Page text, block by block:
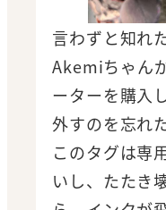
言わずと知れ
Akemiちゃん
ーターを購入
外すのを忘れ
このタグは専
いし、たたき